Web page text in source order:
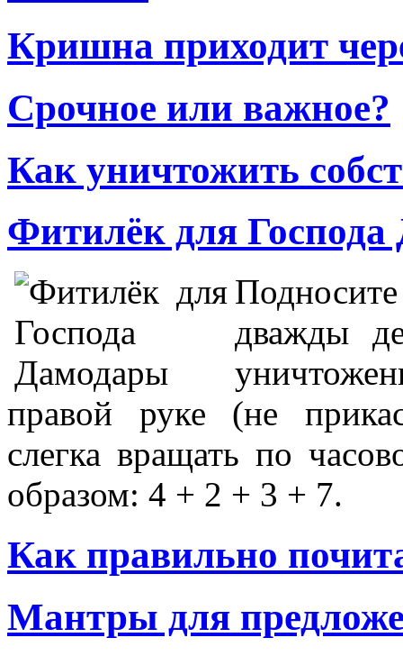
Кришна приходит
Срочное или важное?
Как уничтожить
Фитилёк для
дважды
правой руке (не
слегка вращать по
образом: 4 + 2 + 3 + 7.
Как правильно
Мантры для